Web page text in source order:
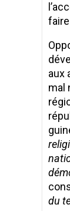
aux
mal
du